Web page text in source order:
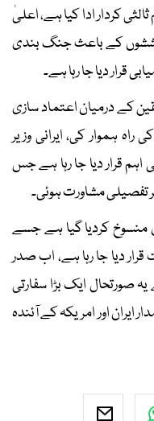
کردار ادا کیا ہے، اعلیٰ
کے باعث جنگ بندی
قرار دیا جا رہا ہے۔
کے درمیان اعتماد سازی
راہ ہموار کی، ایرانی وزیر
اہم قرار دیا جا رہا ہے جس
مشاورت ہوئی۔
منسوخ کردیا گیا ہے جسے
دیا جا رہا ہے، اب صدر
صورتحال ایک بڑا سفارتی
ایران اور امریکہ کے آئندہ